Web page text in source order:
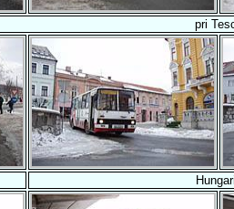
pri